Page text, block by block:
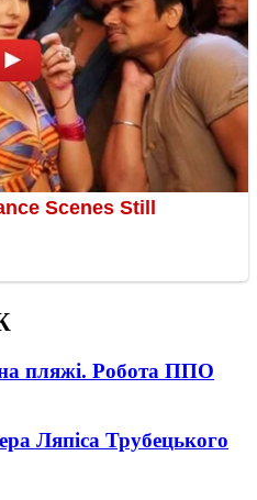
пляжі. Робота ППО
Ляпіса Трубецького